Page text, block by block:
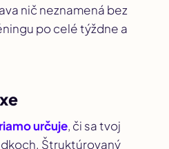
nič neznamená bez
po celé týždne a
určuje, či sa tvoj
Štruktúrovaný